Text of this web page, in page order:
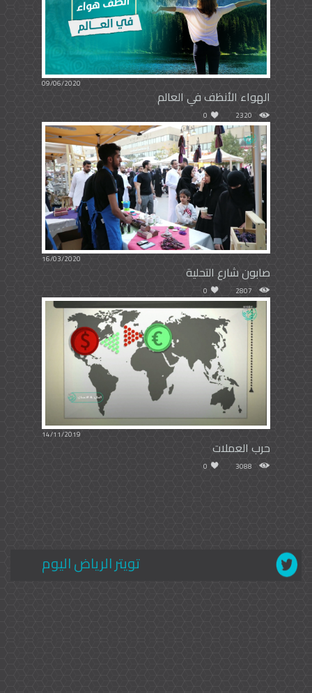
09/06/2020
الهواء الأنظف في العالم
2320
0
16/03/2020
صابون شارع التحلية
2807
0
14/11/2019
حرب العملات
3088
0
تويتر الرياض اليوم